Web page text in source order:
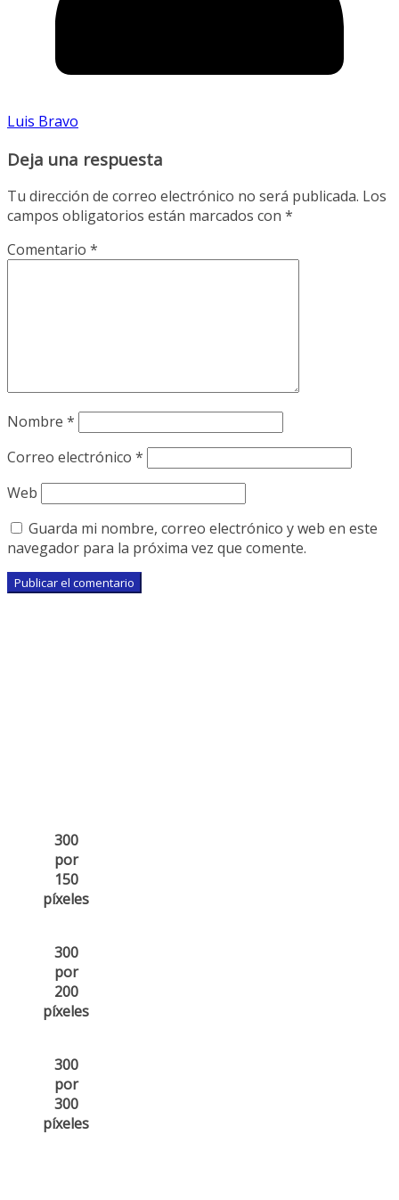
Luis Bravo
Deja una respuesta
Tu dirección de correo electrónico no será publicada. Los
campos obligatorios están marcados con *
Comentario *
Nombre *
Correo electrónico *
Web
Guarda mi nombre, correo electrónico y web en este
navegador para la próxima vez que comente.
300
por
150
píxeles
300
por
200
píxeles
300
por
300
píxeles